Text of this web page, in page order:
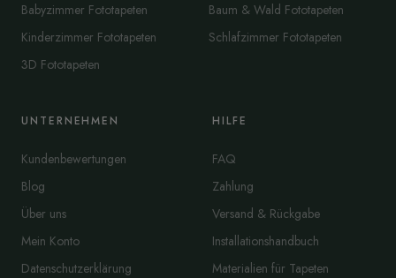
Babyzimmer Fototapeten
Kinderzimmer Fototapeten
3D Fototapeten
Baum & Wald Fototapeten
Schlafzimmer Fototapeten
UNTERNEHMEN
Kundenbewertungen
Blog
Über uns
Mein Konto
Datenschutzerklärung
HILFE
FAQ
Zahlung
Versand & Rückgabe
Installationshandbuch
Materialien für Tapeten